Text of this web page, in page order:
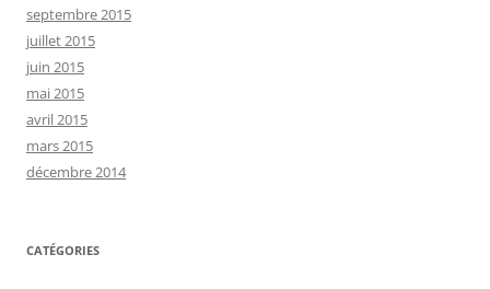
septembre 2015
juillet 2015
juin 2015
mai 2015
avril 2015
mars 2015
décembre 2014
CATÉGORIES